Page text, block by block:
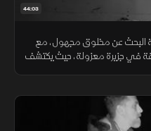
44:03
البحث عن مخلوق مجهول، مع
في جزيرة معزولة، حيث يكتشف